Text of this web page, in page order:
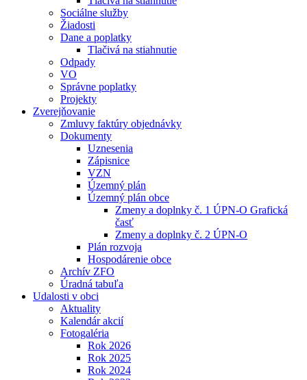
Sociálne služby
Žiadosti
Dane a poplatky
Tlačivá na stiahnutie
Odpady
VO
Správne poplatky
Projekty
Zverejňovanie
Zmluvy faktúry objednávky
Dokumenty
Uznesenia
Zápisnice
VZN
Územný plán
Územný plán obce
Zmeny a doplnky č. 1 ÚPN-O Grafická
časť
Zmeny a doplnky č. 2 ÚPN-O
Plán rozvoja
Hospodárenie obce
Archív ZFO
Úradná tabuľa
Udalosti v obci
Aktuality
Kalendár akcií
Fotogaléria
Rok 2026
Rok 2025
Rok 2024